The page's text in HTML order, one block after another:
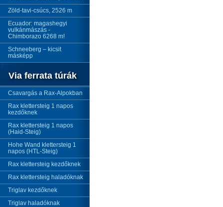
Zöld-tavi-csúcs, 2526 m
Ecuador: magashegyi
vulkánmászás -
Chimborazo 6268 m!
Schneeberg – kicsit
másképp
Via ferrata túrák
Csavargás a Rax-Alpokban
Rax klettersteig 1 napos
kezdőknek
Rax klettersteig 1 napos
(Haid-Steig)
Hohe Wand klettersteig 1
napos (HTL-Steig)
Rax klettersteig kezdőknek
Rax klettersteig haladóknak
Triglav kezdőknek
Triglav haladóknak